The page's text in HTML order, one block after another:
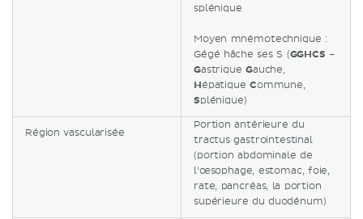
splénique
Moyen mnémotechnique :
Gégé hâche ses S (GGHCS –
GastriqueGauche,
HépatiqueCommune,
Splénique)
Région vascularisée
Portion antérieure du
tractus gastrointestinal
(portion abdominale de
l’œsophage, estomac, foie,
rate, pancréas, la portion
supérieure du duodénum)